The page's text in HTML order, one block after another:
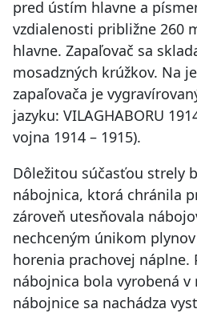
pred ústím hlavne a
vzdialenosti približne 260
hlavne. Zapaľovač sa
mosadzných krúžkov. Na
zapaľovača je
jazyku: VILAGHABORU
vojna 1914 – 1915).
Dôležitou súčasťou strely
nábojnica, ktorá chránila
zároveň utesňovala
nechceným únikom
horenia prachovej náplne.
nábojnica bola vyrobená v
nábojnice sa nachádza